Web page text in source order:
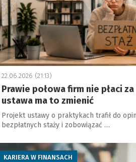
22.06.2026 (21:13)
Prawie połowa firm nie płaci
ustawa ma to zmienić
Projekt ustawy o praktykach trafił do
bezpłatnych staży i zobowiązać …
KARIERA W FINANSACH